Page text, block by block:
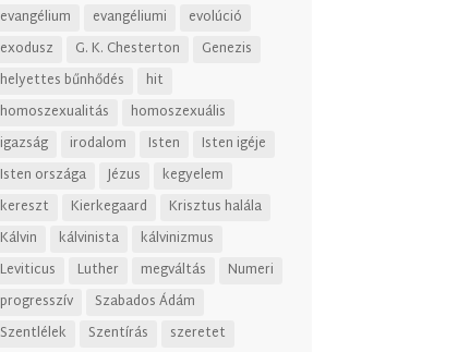
evangélium
evangéliumi
evolúció
exodusz
G. K. Chesterton
Genezis
helyettes bűnhődés
hit
homoszexualitás
homoszexuális
igazság
irodalom Isten
Isten igéje
Isten országa
Jézus
kegyelem
kereszt
Kierkegaard
Krisztus halála
Kálvin
kálvinista
kálvinizmus
Leviticus
Luther megváltás
Numeri
progresszív
Szabados Ádám
Szentlélek
Szentírás
szeretet